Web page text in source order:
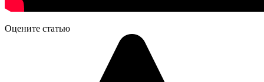
Оцените статью